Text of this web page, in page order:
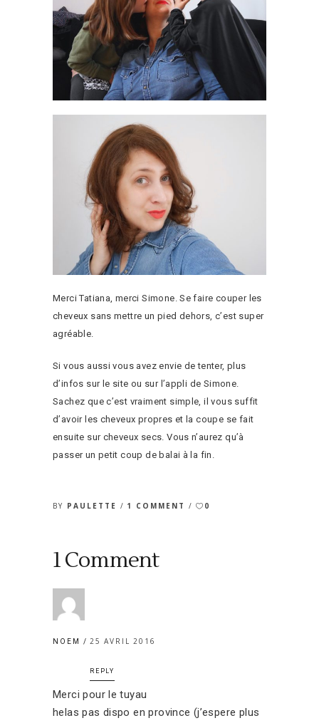
Merci Tatiana, merci Simone. Se faire couper les
cheveux sans mettre un pied dehors, c’est super
agréable.
Si vous aussi vous avez envie de tenter, plus
d’infos sur le site ou sur l’appli de Simone.
Sachez que c’est vraiment simple, il vous suffit
d’avoir les cheveux propres et la coupe se fait
ensuite sur cheveux secs. Vous n’aurez qu’à
passer un petit coup de balai à la fin.
BY PAULETTE 1 COMMENT 0
1 Comment
NOEM 25 AVRIL 2016
REPLY
Merci pour le tuyau
helas pas dispo en province (j’espere plus